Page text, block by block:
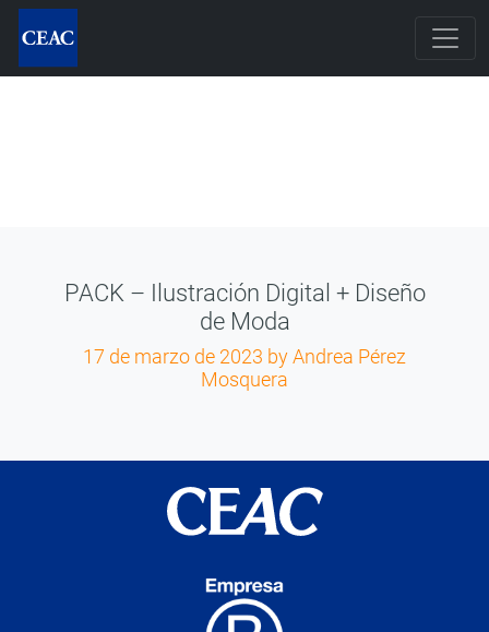
PACK – Ilustración Digital + Diseño
de Moda
17 de marzo de 2023 by Andrea Pérez
Mosquera